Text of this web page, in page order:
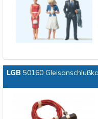
LGB 50160